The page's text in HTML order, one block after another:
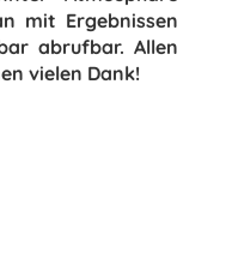
mit Ergebnissen
abrufbar. Allen
vielen Dank!